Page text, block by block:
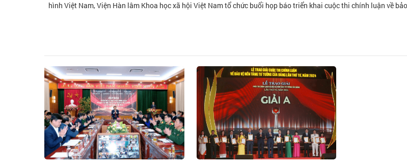
hình Việt Nam, Viện Hàn lâm Khoa học xã hội Việt Nam tổ chức buổi họp báo triển khai cuộc thi chính luận về